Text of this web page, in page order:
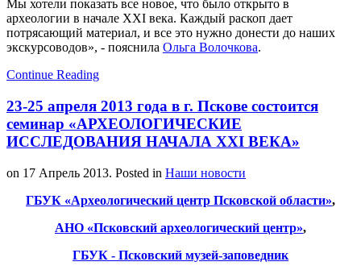
Мы хотели показать все новое, что было открыто в
археологии в начале XXI века. Каждый раскоп дает
потрясающий материал, и все это нужно донести до наших
экскурсоводов», - пояснила Ольга Волочкова.
Continue Reading
23-25 апреля 2013 года в г. Пскове состоится
семинар «АРХЕОЛОГИЧЕСКИЕ
ИССЛЕДОВАНИЯ НАЧАЛА XXI ВЕКА»
on 17 Апрель 2013. Posted in Наши новости
ГБУК «Археологический центр Псковской области»,
АНО «Псковский археологический центр»,
ГБУК - Псковский музей-заповедник